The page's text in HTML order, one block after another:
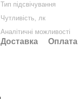
Тип підсвічування
Чутливість, лк
Аналітичні можливості
Доставка Оплата